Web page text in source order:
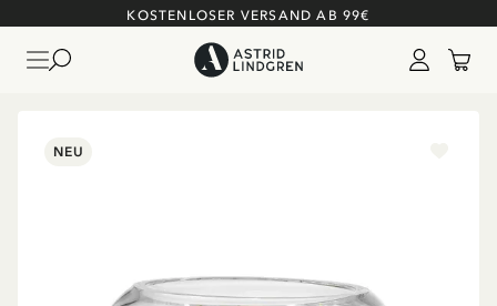
KOSTENLOSER VERSAND AB 99€
NEU